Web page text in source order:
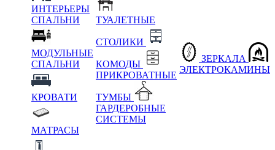
ИНТЕРЬЕРЫ
СПАЛЬНИ
МОДУЛЬНЫЕ
СПАЛЬНИ
КРОВАТИ
МАТРАСЫ
ТУАЛЕТНЫЕ
СТОЛИКИ
КОМОДЫ
ПРИКРОВАТНЫЕ
ТУМБЫ
ГАРДЕРОБНЫЕ
СИСТЕМЫ
ЗЕРКАЛА
ЭЛЕКТРОКАМИНЫ